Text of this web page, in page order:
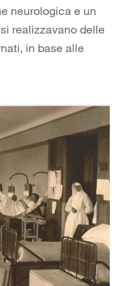
neurologica e un
realizzavano delle
in base alle